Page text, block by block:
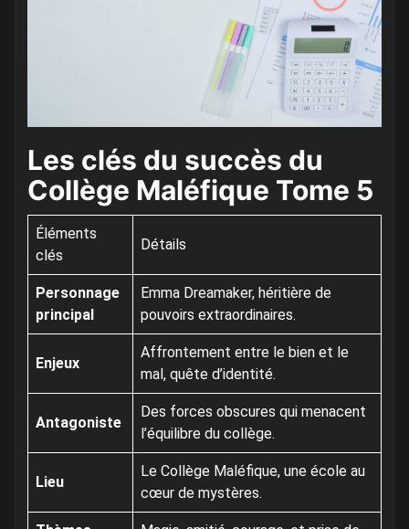
Les clés du succès du
Collège Maléfique Tome 5
Éléments
clés
Détails
Personnage
principal
Emma Dreamaker, héritière de
pouvoirs extraordinaires.
Enjeux
Affrontement entre le bien et le
mal, quête d’identité.
Antagoniste
Des forces obscures qui menacent
l’équilibre du collège.
Lieu
Le Collège Maléfique, une école au
cœur de mystères.